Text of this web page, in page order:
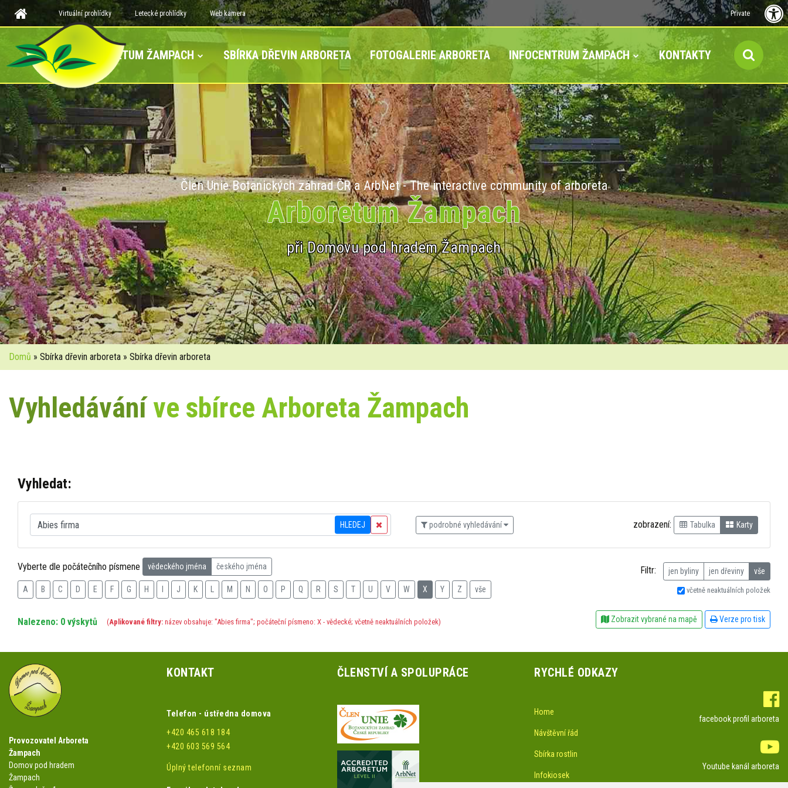
Virtuální prohlídky Letecké prohlídky Web kamera Private
ARBORETUM ŽAMPACH SBÍRKA DŘEVIN ARBORETA FOTOGALERIE ARBORETA INFOCENTRUM ŽAMPACH KONTAKTY
Člen Unie Botanických zahrad ČR a ArbNet - The interactive community of arboreta
Arboretum Žampach
při Domovu pod hradem Žampach
Domů » Sbírka dřevin arboreta » Sbírka dřevin arboreta
Vyhledáváníve sbírce Arboreta Žampach
Vyhledat:
HLEDEJ podrobné vyhledávání zobrazení: Tabulka Karty
Vyberte dle počátečního písmene vědeckého jména českého jména
A B C D E F G H J K M N O P Q R S T U V W X Y Z vše
Filtr: jen byliny jen dřeviny vše
včetně neaktuálních položek
Nalezeno: 0 výskytů (Aplikované filtry: název obsahuje: "Abies firma"; počáteční písmeno: X - vědecké; včetně neaktuálních položek) Zobrazit vybrané na mapě Verze pro tisk
Provozovatel Arboreta
Žampach
Domov pod hradem
Žampach
KONTAKT
Telefon - ústředna domova
+420 465 618 184
+420 603 569 564
Úplný telefonní seznam
ČLENSTVÍ A SPOLUPRÁCE RYCHLÉ ODKAZY
Home
Návštěvní řád
Sbírka rostlin
Infokiosek
facebook profil arboreta
Youtube kanál arboreta